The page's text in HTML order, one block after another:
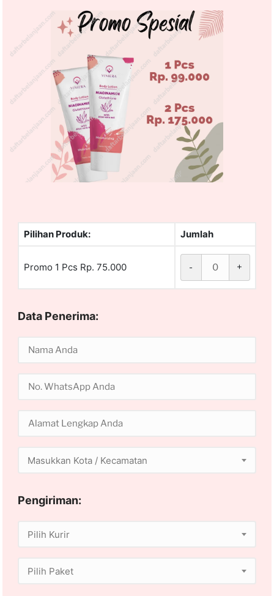
Pilihan Produk: Jumlah
Promo 1 Pcs Rp. 75.000 - +
Data Penerima:
Masukkan Kota / Kecamatan
Pengiriman:
Pilih Kurir
Pilih Paket